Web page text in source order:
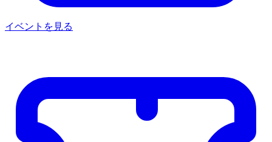
イベントを見る